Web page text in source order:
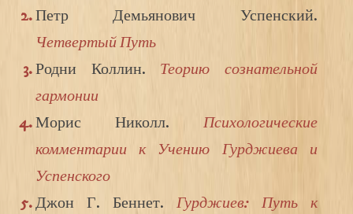
Петр Демьянович Успенский.
Четвертый Путь
Родни Коллин. Теорию сознательной
гармонии
Морис Николл.Психологические
комментарии к Учению Гурджиева и
Успенского
Джон Г. Беннет.Гурджиев: Путь к